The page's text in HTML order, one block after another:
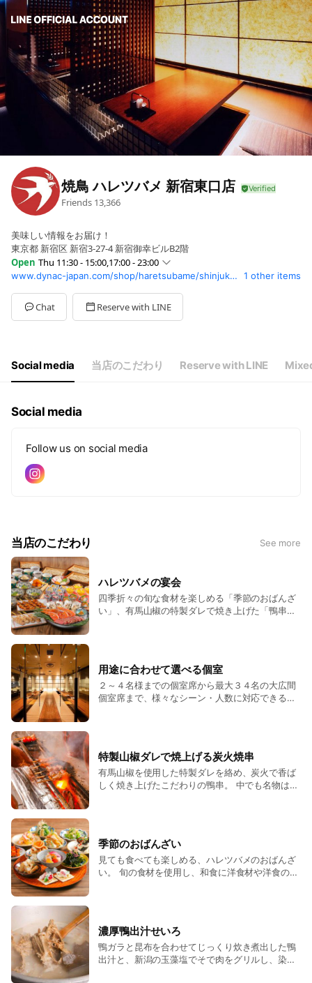
焼鳥 ハレツバメ 新宿東口店
Friends 13,366
美味しい情報をお届け！
東京都 新宿区 新宿3-27-4 新宿御幸ビルB2階
Open Thu 11:30 - 15:00,17:00 - 23:00
Sun11:30 - 15:00,17:00 - 23:00
Mon11:30 - 15:00,17:00 - 23:00
Tue11:30 - 15:00,17:00 - 23:00
Wed11:30 - 15:00,17:00 - 23:00
11:30 - 15:00,17:00 - 23:00
www.dynac-japan.com/shop/haretsubame/shinjuku_higashiguchi/?utm_source=line&utm_medium=social 1 other items
Chat Reserve with LINE
Social media 当店のこだわり Reserve with LINE
Social media
Follow us on social media
当店のこだわり See more
ハレツバメの宴会
四季折々の旬な食材を楽しめる「季節のおばんざ
い」、有馬山椒の特製ダレで焼き上げた「鴨串」
用途に合わせて選べる個室
２～４名様までの個室席から最大３４名の大広間
個室席まで、様々なシーン・人数に対応できる個
特製山椒ダレで焼上げる炭火焼串
有馬山椒を使用した特製ダレを絡め、炭火で香ば
しく焼き上げたこだわりの鴨串。 中でも名物は肉
季節のおばんざい
見ても食べても楽しめる、ハレツバメのおばんざ
い。 旬の食材を使用し、和食に洋食材や洋食の調
濃厚鴨出汁せいろ
鴨ガラと昆布を合わせてじっくり炊き煮出した鴨
出汁と、新潟の玉藻塩でそで肉をグリルし、染み